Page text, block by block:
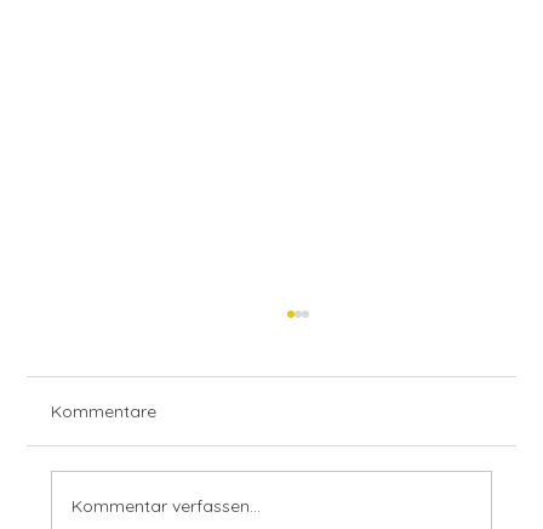
Kommentare
Kommentar verfassen...